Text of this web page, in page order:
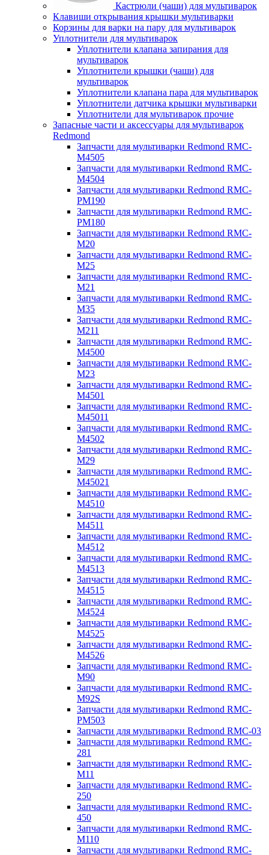
Кастрюли (чаши) для мультиварок
Клавиши открывания крышки мультиварки
Корзины для варки на пару для мультиварок
Уплотнители для мультиварок
Уплотнители клапана запирания для
мультиварок
Уплотнители крышки (чаши) для
мультиварок
Уплотнители клапана пара для мультиварок
Уплотнители датчика крышки мультиварки
Уплотнители для мультиварок прочие
Запасные части и аксессуары для мультиварок
Redmond
Запчасти для мультиварки Redmond RMC-
M4505
Запчасти для мультиварки Redmond RMC-
M4504
Запчасти для мультиварки Redmond RMC-
PM190
Запчасти для мультиварки Redmond RMC-
PM180
Запчасти для мультиварки Redmond RMC-
M20
Запчасти для мультиварки Redmond RMC-
M25
Запчасти для мультиварки Redmond RMC-
M21
Запчасти для мультиварки Redmond RMC-
M35
Запчасти для мультиварки Redmond RMC-
M211
Запчасти для мультиварки Redmond RMC-
M4500
Запчасти для мультиварки Redmond RMC-
M23
Запчасти для мультиварки Redmond RMC-
M4501
Запчасти для мультиварки Redmond RMC-
M45011
Запчасти для мультиварки Redmond RMC-
M4502
Запчасти для мультиварки Redmond RMC-
M29
Запчасти для мультиварки Redmond RMC-
M45021
Запчасти для мультиварки Redmond RMC-
M4510
Запчасти для мультиварки Redmond RMC-
M4511
Запчасти для мультиварки Redmond RMC-
M4512
Запчасти для мультиварки Redmond RMC-
M4513
Запчасти для мультиварки Redmond RMC-
M4515
Запчасти для мультиварки Redmond RMC-
M4524
Запчасти для мультиварки Redmond RMC-
M4525
Запчасти для мультиварки Redmond RMC-
M4526
Запчасти для мультиварки Redmond RMC-
M90
Запчасти для мультиварки Redmond RMC-
M92S
Запчасти для мультиварки Redmond RMC-
PM503
Запчасти для мультиварки Redmond RMC-03
Запчасти для мультиварки Redmond RMC-
281
Запчасти для мультиварки Redmond RMC-
M11
Запчасти для мультиварки Redmond RMC-
250
Запчасти для мультиварки Redmond RMC-
450
Запчасти для мультиварки Redmond RMC-
M110
Запчасти для мультиварки Redmond RMC-